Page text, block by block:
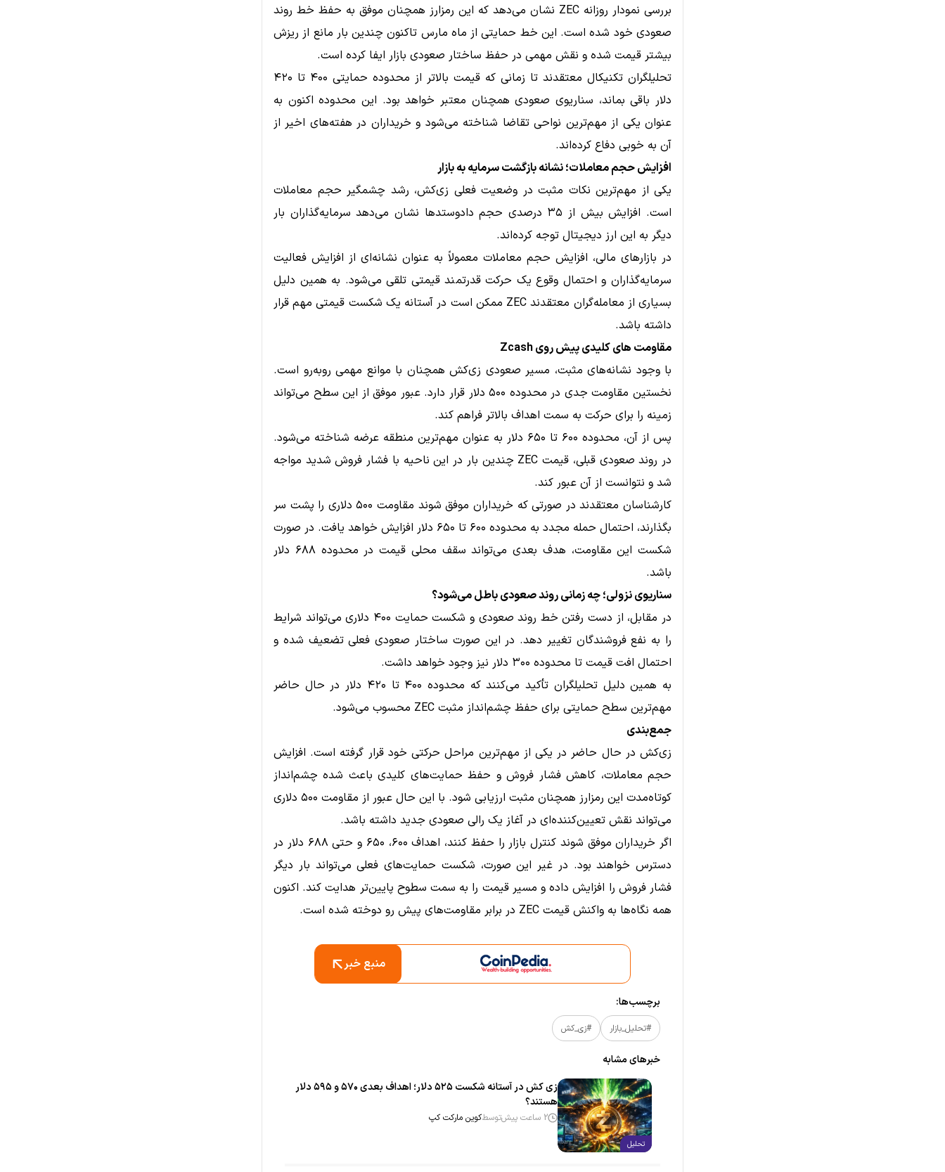
بررسی نمودار روزانه ZEC نشان می‌دهد که این رمزارز همچنان موفق به حفظ خط روند
صعودی خود شده است. این خط حمایتی از ماه مارس تاکنون چندین بار مانع از ریزش
بیشتر قیمت شده و نقش مهمی در حفظ ساختار صعودی بازار ایفا کرده است.
تحلیلگران تکنیکال معتقدند تا زمانی که قیمت بالاتر از محدوده حمایتی ۴۰۰ تا ۴۲۰
دلار باقی بماند، سناریوی صعودی همچنان معتبر خواهد بود. این محدوده اکنون به
عنوان یکی از مهم‌ترین نواحی تقاضا شناخته می‌شود و خریداران در هفته‌های اخیر از
آن به خوبی دفاع کرده‌اند.
افزایش حجم معاملات؛ نشانه بازگشت سرمایه به بازار
یکی از مهم‌ترین نکات مثبت در وضعیت فعلی زی‌کش، رشد چشمگیر حجم معاملات
است. افزایش بیش از ۳۵ درصدی حجم دادوستدها نشان می‌دهد سرمایه‌گذاران بار
دیگر به این ارز دیجیتال توجه کرده‌اند.
در بازارهای مالی، افزایش حجم معاملات معمولاً به عنوان نشانه‌ای از افزایش فعالیت
سرمایه‌گذاران و احتمال وقوع یک حرکت قدرتمند قیمتی تلقی می‌شود. به همین دلیل
بسیاری از معامله‌گران معتقدند ZEC ممکن است در آستانه یک شکست قیمتی مهم قرار
داشته باشد.
مقاومت‌ های کلیدی پیش روی Zcash
با وجود نشانه‌های مثبت، مسیر صعودی زی‌کش همچنان با موانع مهمی روبه‌رو است.
نخستین مقاومت جدی در محدوده ۵۰۰ دلار قرار دارد. عبور موفق از این سطح می‌تواند
زمینه را برای حرکت به سمت اهداف بالاتر فراهم کند.
پس از آن، محدوده ۶۰۰ تا ۶۵۰ دلار به عنوان مهم‌ترین منطقه عرضه شناخته می‌شود.
در روند صعودی قبلی، قیمت ZEC چندین بار در این ناحیه با فشار فروش شدید مواجه
شد و نتوانست از آن عبور کند.
کارشناسان معتقدند در صورتی که خریداران موفق شوند مقاومت ۵۰۰ دلاری را پشت سر
بگذارند، احتمال حمله مجدد به محدوده ۶۰۰ تا ۶۵۰ دلار افزایش خواهد یافت. در صورت
شکست این مقاومت، هدف بعدی می‌تواند سقف محلی قیمت در محدوده ۶۸۸ دلار
باشد.
سناریوی نزولی؛ چه زمانی روند صعودی باطل می‌شود؟
در مقابل، از دست رفتن خط روند صعودی و شکست حمایت ۴۰۰ دلاری می‌تواند شرایط
را به نفع فروشندگان تغییر دهد. در این صورت ساختار صعودی فعلی تضعیف شده و
احتمال افت قیمت تا محدوده ۳۰۰ دلار نیز وجود خواهد داشت.
به همین دلیل تحلیلگران تأکید می‌کنند که محدوده ۴۰۰ تا ۴۲۰ دلار در حال حاضر
مهم‌ترین سطح حمایتی برای حفظ چشم‌انداز مثبت ZEC محسوب می‌شود.
جمع‌بندی
زی‌کش در حال حاضر در یکی از مهم‌ترین مراحل حرکتی خود قرار گرفته است. افزایش
حجم معاملات، کاهش فشار فروش و حفظ حمایت‌های کلیدی باعث شده چشم‌انداز
کوتاه‌مدت این رمزارز همچنان مثبت ارزیابی شود. با این حال عبور از مقاومت ۵۰۰ دلاری
می‌تواند نقش تعیین‌کننده‌ای در آغاز یک رالی صعودی جدید داشته باشد.
اگر خریداران موفق شوند کنترل بازار را حفظ کنند، اهداف ۶۰۰، ۶۵۰ و حتی ۶۸۸ دلار در
دسترس خواهند بود. در غیر این صورت، شکست حمایت‌های فعلی می‌تواند بار دیگر
فشار فروش را افزایش داده و مسیر قیمت را به سمت سطوح پایین‌تر هدایت کند. اکنون
همه نگاه‌ها به واکنش قیمت ZEC در برابر مقاومت‌های پیش رو دوخته شده است.
منبع خبر
برچسب‌ها:
#تحلیل_بازار #زی_کش
خبر‌های مشابه
تحلیل
زی‌ کش در آستانه شکست ۵۲۵ دلار؛ اهداف بعدی ۵۷۰ و ۵۹۵ دلار
هستند؟
2 ساعت پیش توسطکوین مارکت کپ